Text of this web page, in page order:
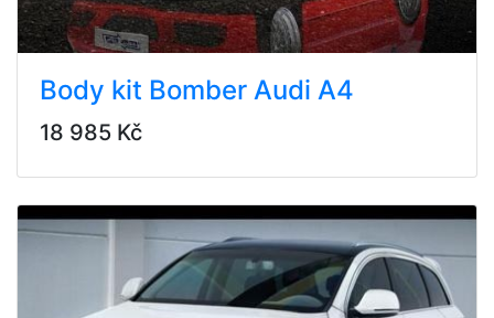
Body kit Bomber Audi A4
18 985 Kč